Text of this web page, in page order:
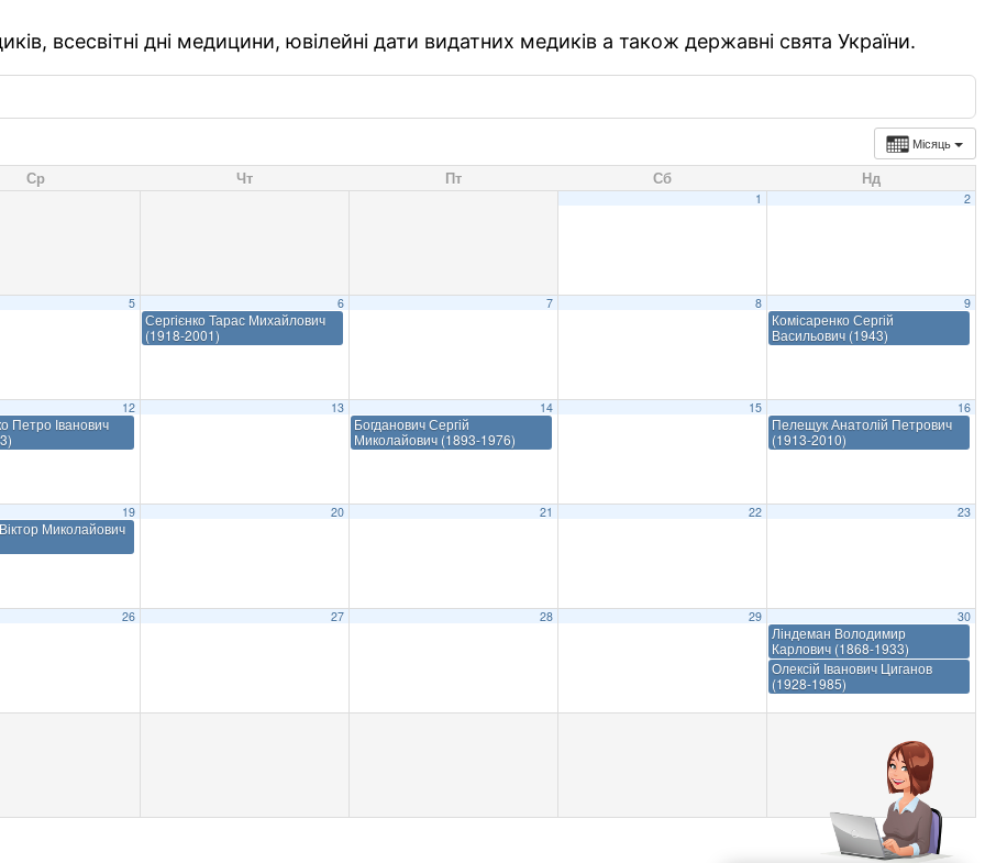
всесвітні дні медицини, ювілейні дати видатних медиків а також державні свята України.
Місяць
Ср Чт Пт Сб Нд
1 2
5 6
Сергієнко Тарас Михайлович
(1918-2001)
7 8 9
Комісаренко Сергій
Васильович (1943)
12
Петро Іванович
13 14
Богданович Сергій
Миколайович (1893-1976)
15 16
Пелещук Анатолій Петрович
(1913-2010)
19
Миколайович
20 21 22 23
26 27 28 29 30
Ліндеман Володимир
Карлович (1868-1933)
Олексій Іванович Циганов
(1928-1985)